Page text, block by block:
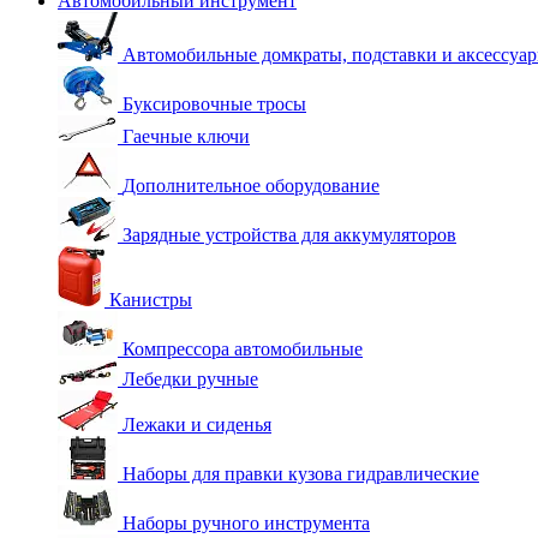
Автомобильные домкраты, подставки и
Буксировочные тросы
Гаечные ключи
Дополнительное оборудование
Зарядные устройства для аккумуляторов
Канистры
Компрессора автомобильные
Лебедки ручные
Лежаки и сиденья
Наборы для правки кузова гидравлические
Наборы ручного инструмента